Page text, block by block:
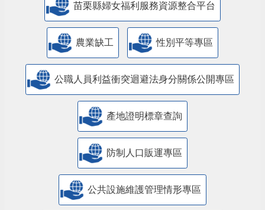
苗栗縣婦女福利服務資源整合平台
農業缺工 性別平等專區
公職人員利益衝突迴避法身分關係公開專區
產地證明標章查詢
防制人口販運專區
​公共設施維護管理情形專區